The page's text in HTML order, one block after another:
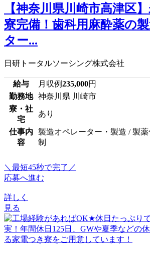
【神奈川県川崎市高津区
寮完備！歯科用麻酔薬の
ター...
日研トータルソーシング株式会社
給与 月収例235,000円
勤務地
神奈川県 川崎市
寮・社
宅
あり
仕事内
容
製造オペレーター・製造 / 製
制
＼最短45秒で完了／
応募へ進む
詳しく
見る